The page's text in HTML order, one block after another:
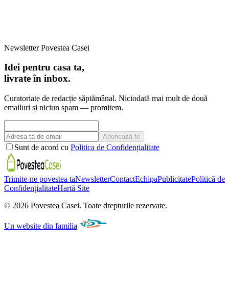
Newsletter Povestea Casei
Idei pentru casa ta,
livrate în inbox.
Curatoriate de redacție săptămânal. Niciodată mai mult de două
emailuri și niciun spam — promitem.
Abonează-te
Sunt de acord cu Politica de Confidențialitate
Trimite-ne povestea taNewsletterContactEchipaPublicitatePolitică de
ConfidențialitateHartă Site
© 2026 Povestea Casei. Toate drepturile rezervate.
Un website din familia